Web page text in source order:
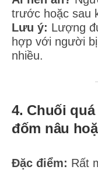
trước hoặc sau
Lưu ý: Lượng
hợp với người
nhiều.
4. Chuối
đốm nâu
Đặc điểm: Rất